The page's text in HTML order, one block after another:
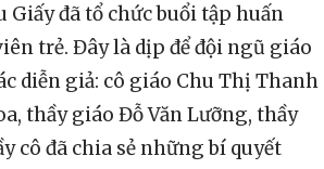
Giấy đã tổ chức buổi tập huấn
trẻ. Đây là dịp để đội ngũ giáo
diễn giả: cô giáo Chu Thị Thanh
thầy giáo Đỗ Văn Lưỡng, thầy
cô đã chia sẻ những bí quyết